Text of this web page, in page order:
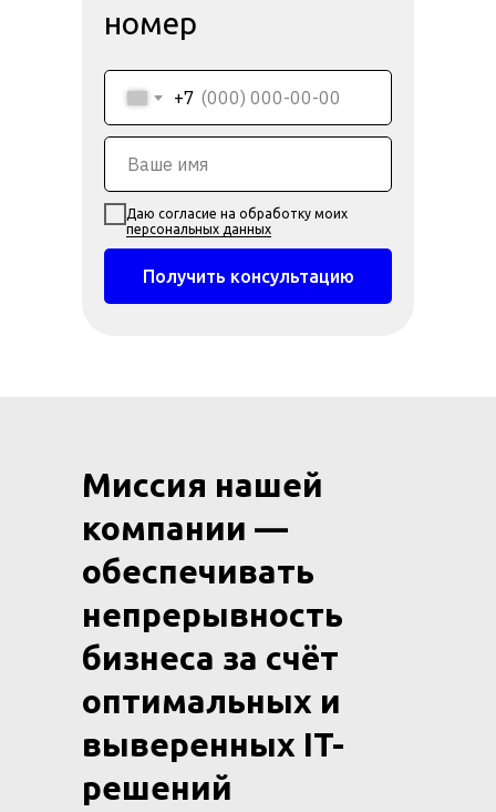
номер
+7
Даю согласие на обработку моих
персональных данных
Получить консультацию
Миссия нашей
компании —
обеспечивать
непрерывность
бизнеса за счёт
оптимальных и
выверенных IT-
решений